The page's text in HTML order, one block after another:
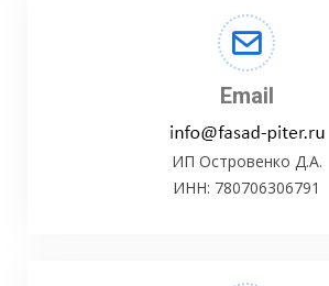
Email
ИП Островенко Д.А.
ИНН: 780706306791